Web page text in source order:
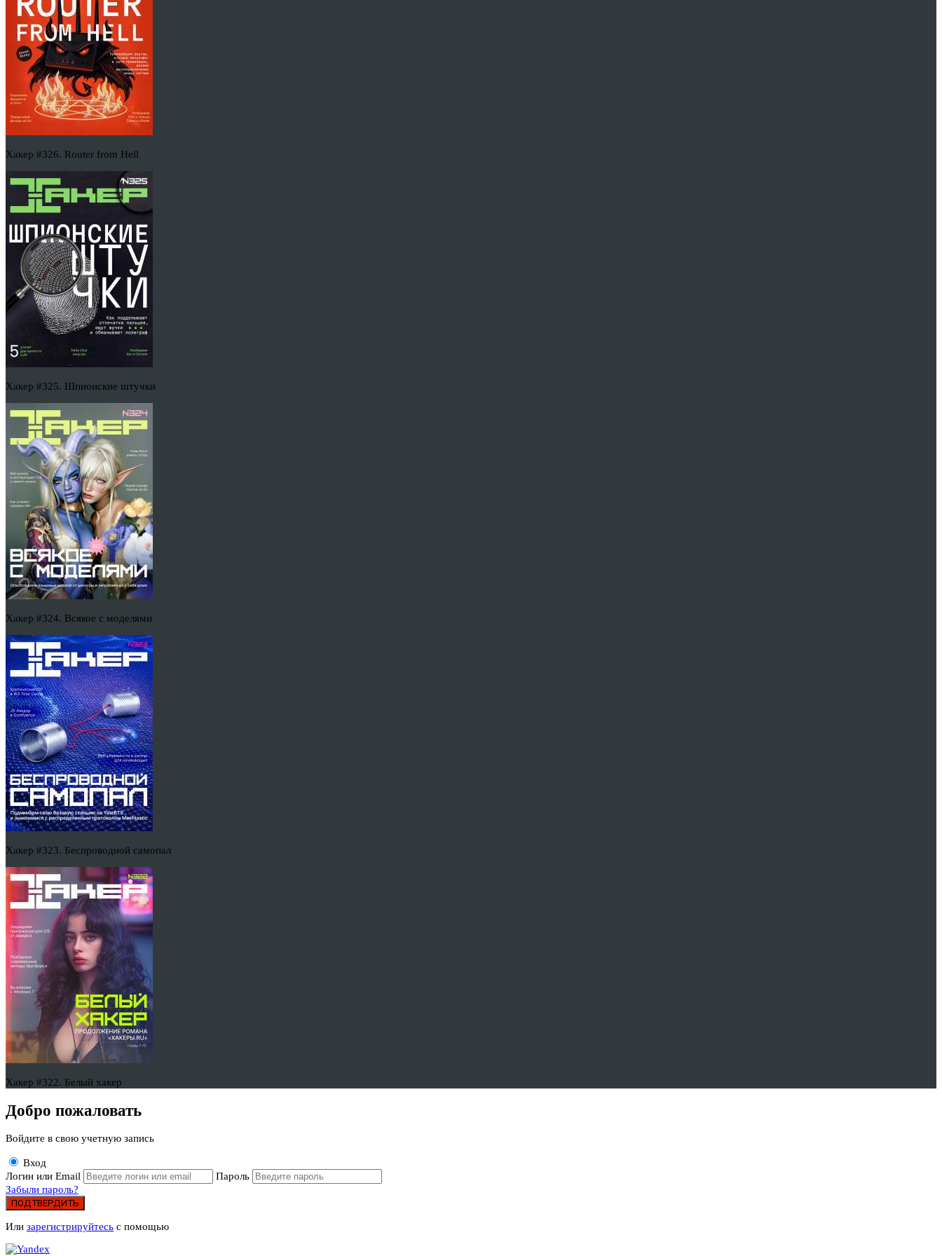
Хакер #326. Router from Hell
Хакер #325. Шпионские штучки
Хакер #324. Всякое с моделями
Хакер #323. Беспроводной самопал
Хакер #322. Белый хакер
Добро пожаловать
Войдите в свою учетную запись
Вход
Логин или Email
Пароль
Забыли пароль?
ПОДТВЕРДИТЬ
Или зарегистрируйтесь с помощью